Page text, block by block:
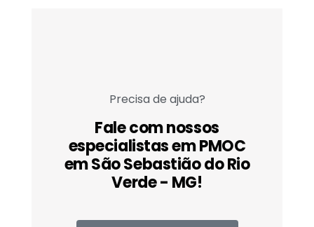
Precisa de ajuda?
Fale com nossos
especialistas em PMOC
em São Sebastião do Rio
Verde - MG!